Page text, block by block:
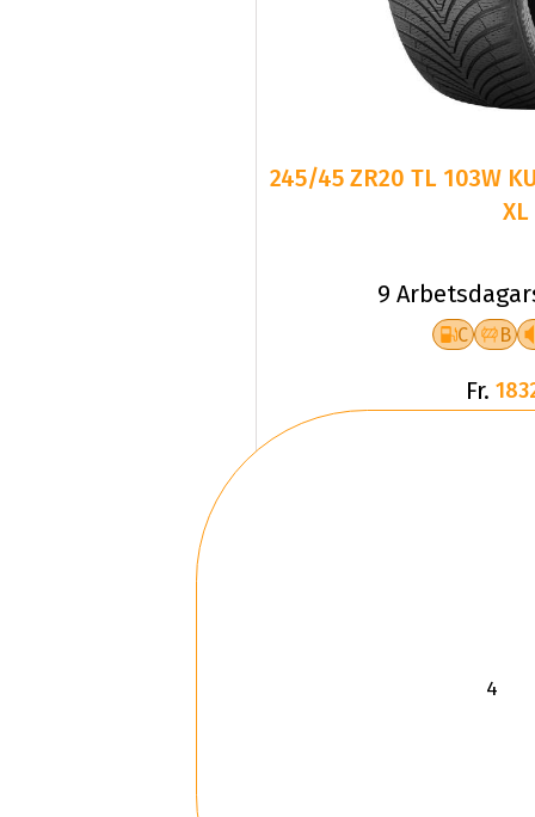
245/45 ZR20 TL 103W
XL
9
C B
Fr.